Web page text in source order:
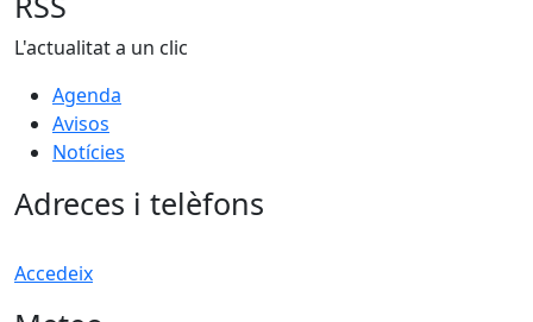
L'actualitat a un clic
Agenda
Avisos
Notícies
Adreces i telèfons
Accedeix